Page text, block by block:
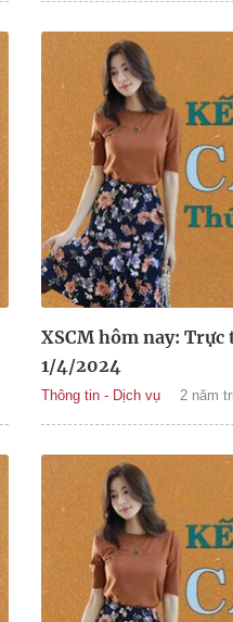
XSCM hôm nay: Trực
1/4/2024
Thông tin - Dịch vụ 2 năm